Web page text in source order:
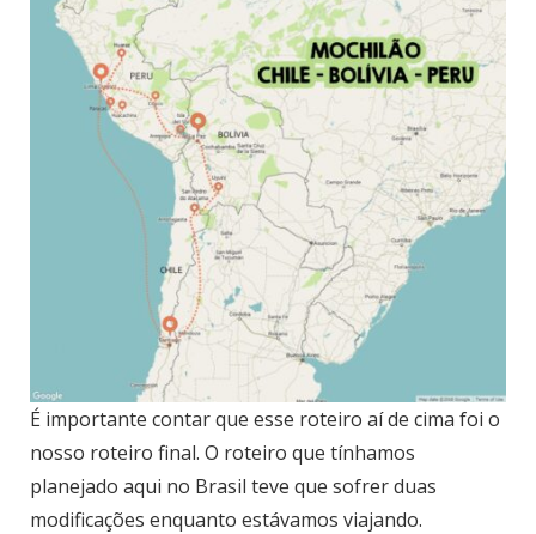
É importante contar que esse roteiro aí de cima foi o
nosso roteiro final. O roteiro que tínhamos
planejado aqui no Brasil teve que sofrer duas
modificações enquanto estávamos viajando.